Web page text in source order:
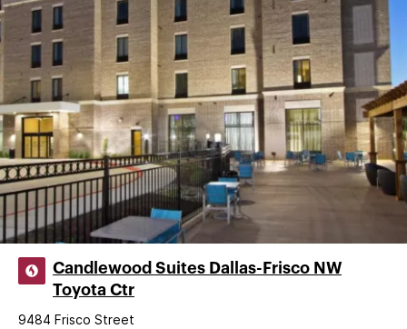
Candlewood Suites Dallas-Frisco NW
Toyota Ctr
9484 Frisco Street